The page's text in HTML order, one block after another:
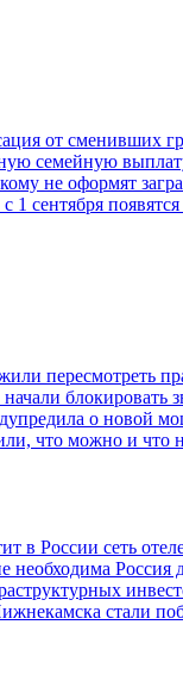
от сменивших
семейную
не оформят
1 сентября
пересмотреть
блокировать
о новой
что можно и что
в России сеть
необходима Россия
стали